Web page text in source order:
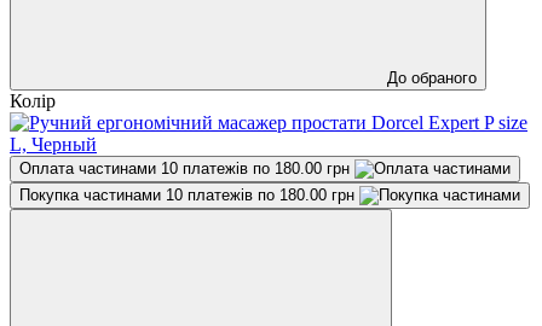
До обраного
Колір
Оплата частинами 10 платежів по 180.00 грн
Покупка частинами 10 платежів по 180.00 грн